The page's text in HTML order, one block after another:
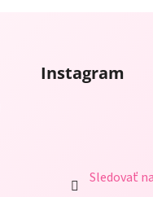
Instagram
Sledovať